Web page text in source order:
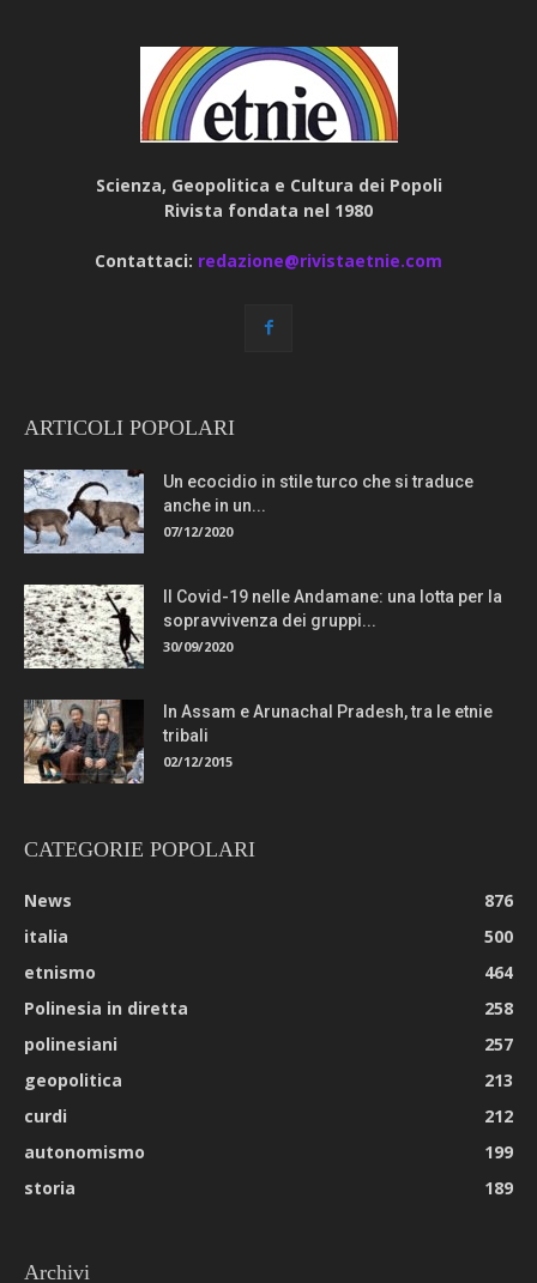
Scienza, Geopolitica e Cultura dei Popoli
Rivista fondata nel 1980
Contattaci: redazione@rivistaetnie.com
ARTICOLI POPOLARI
Un ecocidio in stile turco che si traduce
anche in un...
07/12/2020
Il Covid-19 nelle Andamane: una lotta per la
sopravvivenza dei gruppi...
30/09/2020
In Assam e Arunachal Pradesh, tra le etnie
tribali
02/12/2015
CATEGORIE POPOLARI
News
876
italia
500
etnismo
464
Polinesia in diretta
258
polinesiani
257
geopolitica
213
curdi
212
autonomismo
199
storia
189
Archivi